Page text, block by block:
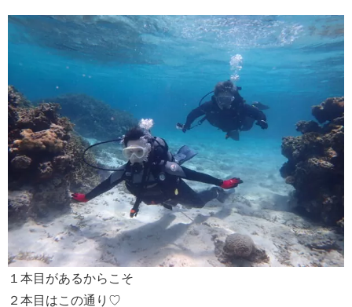
１本目があるからこそ
２本目はこの通り♡